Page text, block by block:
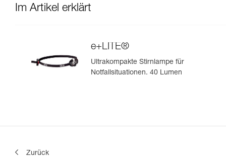
Im Artikel erklärt
e+LITE®
Ultrakompakte Stirnlampe für
Notfallsituationen. 40 Lumen
Zurück